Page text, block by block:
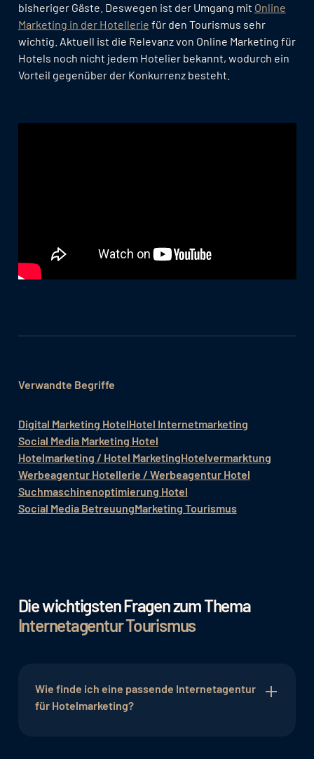
bisheriger Gäste. Deswegen ist der Umgang mit Online
Marketing in der Hotellerie für den Tourismus sehr
wichtig. Aktuell ist die Relevanz von Online Marketing für
Hotels noch nicht jedem Hotelier bekannt, wodurch ein
Vorteil gegenüber der Konkurrenz besteht.
Verwandte Begriffe
Digital Marketing HotelHotel Internetmarketing
Social Media Marketing Hotel
Hotelmarketing / Hotel MarketingHotelvermarktung
Werbeagentur Hotellerie / Werbeagentur Hotel
Suchmaschinenoptimierung Hotel
Social Media BetreuungMarketing Tourismus
Die wichtigsten Fragen zum Thema
Internetagentur Tourismus
Wie finde ich eine passende Internetagentur
für Hotelmarketing?